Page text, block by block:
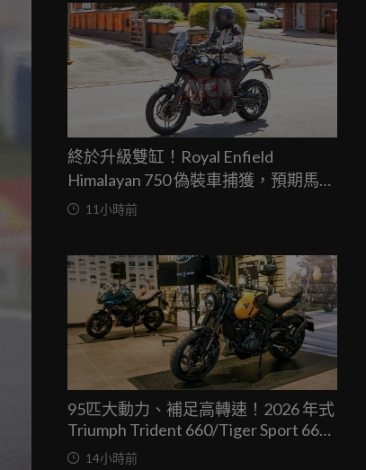
終於升級雙缸！Royal Enfield
Himalayan 750 偽裝車捕獲，預期馬力
突破67匹，最快米蘭車展亮相
11小時前
95匹大動力、補足高轉速！2026 年式
Triumph Trident 660/Tiger Sport 660
兩車均一價 39.9 萬台灣發表
14小時前